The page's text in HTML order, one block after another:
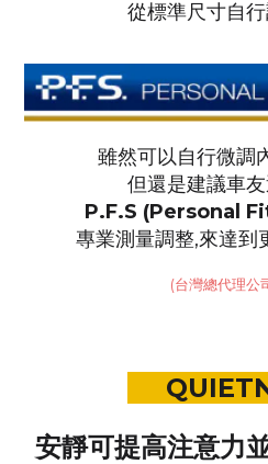
從標準尺寸自行
雖然可以自行微調
但還是建議車
P.F.S (Personal
專業測量調整,來達到
(台灣總代理公
安靜可提高注意力